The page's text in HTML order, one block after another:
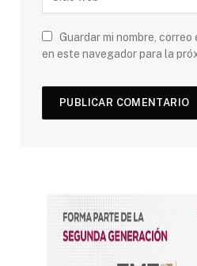
Guardar mi nombre,
en este navegador para la